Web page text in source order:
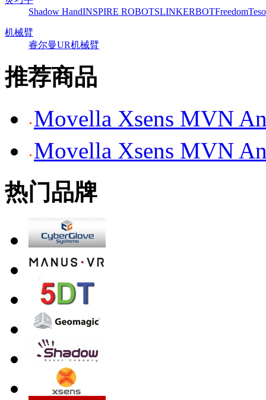
Shadow HandINSPIRE ROBOTSLINKERBOTFreedom
机械臂
睿尔曼UR机械臂
推荐商品
Movella Xsens MVN
Movella Xsens MVN
热门品牌